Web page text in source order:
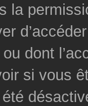
la
ou dont
si vous